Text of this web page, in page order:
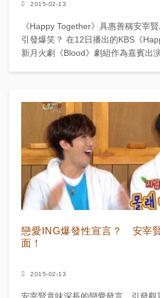
2015-02-13
《Happy Together》具惠善稱安宰
引發爆笑？ 在12日播出的KBS《Happy Together》中，KBS
新月火劇《Blood》劇組作為嘉賓出演
戀愛ING爆發性宣言？ 安宰
面！
2015-02-13
安宰賢意味深長的戀愛發言，引發觀眾好奇。